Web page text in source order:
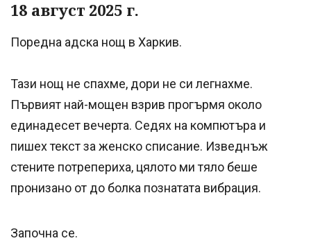
18 август 2025 г.
Поредна адска нощ в Харкив.
Тази нощ не спахме, дори не си легнахме.
Първият най-мощен взрив прогърмя около
единадесет вечерта. Седях на компютъра и
пишех текст за женско списание. Изведнъж
стените потрепериха, цялото ми тяло беше
пронизано от до болка познатата вибрация.
Започна се.